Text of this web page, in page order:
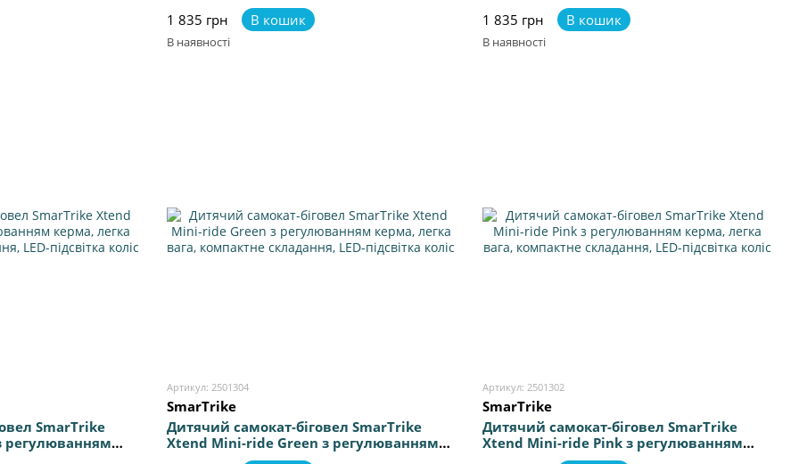
передні
козирком, батьківська ручка, кошик,
передні колеса світяться
1 835 грн В кошик
В наявності
батьківська ручка, кошик, передні
колеса світяться
1 835 грн В кошик
В наявності
SmarTrike
регулюванням
Артикул: 2501304
SmarTrike
Дитячий самокат-біговел SmarTrike
Xtend Mini-ride Green з регулюванням
керма, легка вага, компактне
Артикул: 2501302
SmarTrike
Дитячий самокат-біговел SmarTrike
Xtend Mini-ride Pink з регулюванням
керма, легка вага, компактне